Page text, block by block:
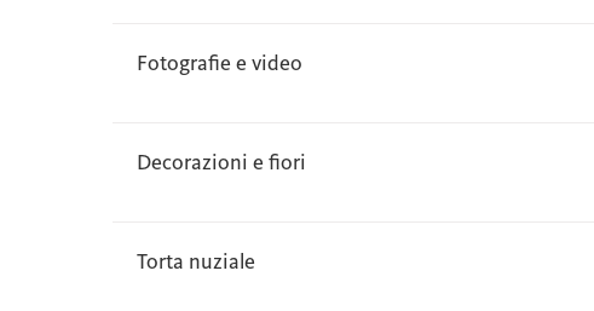
Fotografie e video
Decorazioni e fiori
Torta nuziale